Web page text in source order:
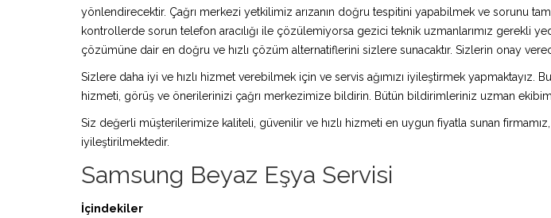
yönlendirecektir. Çağrı merkezi yetkilimiz arızanın doğru tespitini yapabilmek ve sorunu
kontrollerde sorun telefon aracılığı ile çözülemiyorsa gezici teknik uzmanlarımız gerekli
çözümüne dair en doğru ve hızlı çözüm alternatiflerini sizlere sunacaktır. Sizlerin onay
Sizlere daha iyi ve hızlı hizmet verebilmek için ve servis ağımızı iyileştirmek yapmaktayız.
hizmeti, görüş ve önerilerinizi çağrı merkezimize bildirin. Bütün bildirimleriniz uzman
Siz değerli müşterilerimize kaliteli, güvenilir ve hızlı hizmeti en uygun fiyatla sunan
iyileştirilmektedir.
Samsung Beyaz Eşya Servisi
İçindekiler